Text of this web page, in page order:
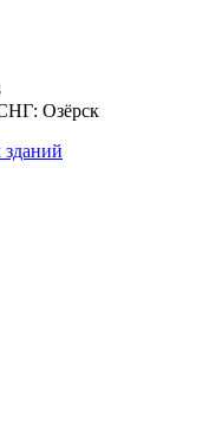
Озёрск
зданий